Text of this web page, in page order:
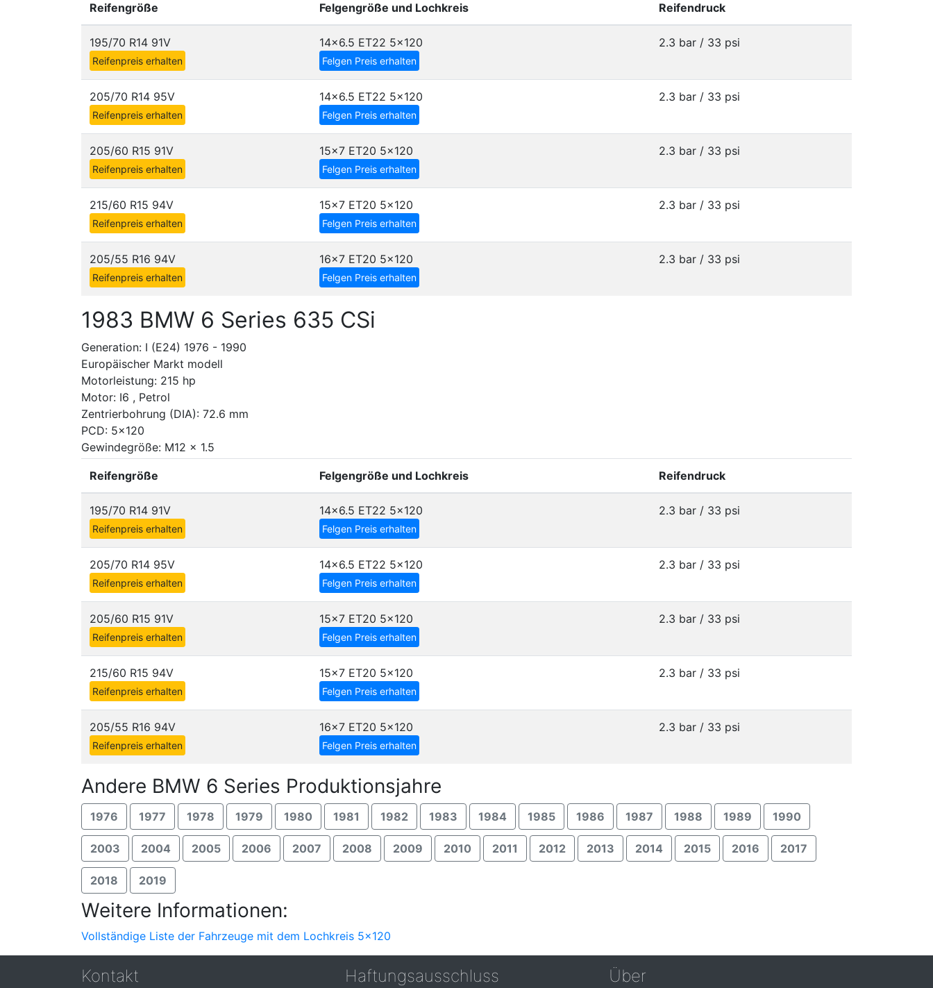
Reifengröße Felgengröße und Lochkreis Reifendruck
195/70 R14 91V
Reifenpreis erhalten
14x6.5 ET22 5x120
Felgen Preis erhalten
2.3 bar / 33 psi
205/70 R14 95V
Reifenpreis erhalten
14x6.5 ET22 5x120
Felgen Preis erhalten
2.3 bar / 33 psi
205/60 R15 91V
Reifenpreis erhalten
15x7 ET20 5x120
Felgen Preis erhalten
2.3 bar / 33 psi
215/60 R15 94V
Reifenpreis erhalten
15x7 ET20 5x120
Felgen Preis erhalten
2.3 bar / 33 psi
205/55 R16 94V
Reifenpreis erhalten
16x7 ET20 5x120
Felgen Preis erhalten
2.3 bar / 33 psi
1983 BMW 6 Series 635 CSi
Generation: I (E24) 1976 - 1990
Europäischer Markt modell
Motorleistung: 215 hp
Motor: I6 , Petrol
Zentrierbohrung (DIA): 72.6 mm
PCD: 5x120
Gewindegröße: M12 x 1.5
Reifengröße Felgengröße und Lochkreis Reifendruck
195/70 R14 91V
Reifenpreis erhalten
14x6.5 ET22 5x120
Felgen Preis erhalten
2.3 bar / 33 psi
205/70 R14 95V
Reifenpreis erhalten
14x6.5 ET22 5x120
Felgen Preis erhalten
2.3 bar / 33 psi
205/60 R15 91V
Reifenpreis erhalten
15x7 ET20 5x120
Felgen Preis erhalten
2.3 bar / 33 psi
215/60 R15 94V
Reifenpreis erhalten
15x7 ET20 5x120
Felgen Preis erhalten
2.3 bar / 33 psi
205/55 R16 94V
Reifenpreis erhalten
16x7 ET20 5x120
Felgen Preis erhalten
2.3 bar / 33 psi
Andere BMW 6 Series Produktionsjahre
1976 1977 1978 1979 1980 1981 1982 1983 1984 1985 1986 1987 1988 1989 1990
2003 2004 2005 2006 2007 2008 2009 2010 2011 2012 2013 2014 2015 2016 2017
2018 2019
Weitere Informationen:
Vollständige Liste der Fahrzeuge mit dem Lochkreis 5x120
Kontakt Haftungsausschluss Über